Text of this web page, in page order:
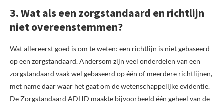
3. Wat als een zorgstandaard en richtlijn
niet overeenstemmen?
Wat allereerst goed is om te weten: een richtlijn is niet gebaseerd
op een zorgstandaard. Andersom zijn veel onderdelen van een
zorgstandaard vaak wel gebaseerd op één of meerdere richtlijnen,
met name daar waar het gaat om de wetenschappelijke evidentie.
De Zorgstandaard ADHD maakte bijvoorbeeld één geheel van de